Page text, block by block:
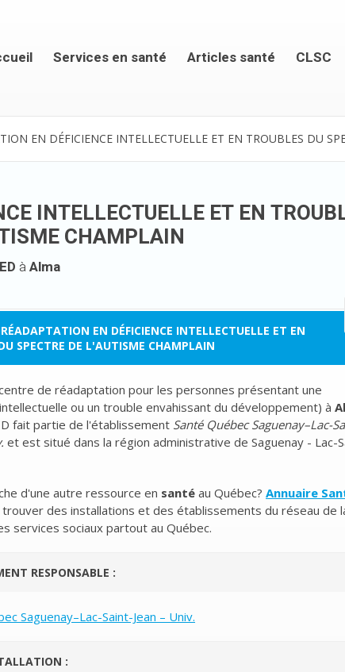
Services en santé Articles santé CLSC
EN DÉFICIENCE INTELLECTUELLE ET EN TROUBLES DU
INTELLECTUELLE ET EN
CHAMPLAIN
àAlma
EN DÉFICIENCE INTELLECTUELLE ET EN
SPECTRE DE L'AUTISME CHAMPLAIN
de réadaptation pour les personnes présentant une
ou un trouble envahissant du développement) à
fait partie de l'établissement Santé Québec Saguenay–Lac-
et est situé dans la région administrative de Saguenay - Lac-
d'une autre ressource en santé au Québec? Annuaire
des installations et des établissements du réseau de
services sociaux partout au Québec.
RESPONSABLE :
Saguenay–Lac-Saint-Jean – Univ.
: